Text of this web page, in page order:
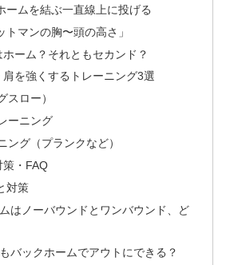
ームを結ぶ一直線上に投げる
トマンの胸〜頭の高さ」
ーム？それともセカンド？
を強くするトレーニング3選
スロー）
ーニング
ング（プランクなど）
策・FAQ
対策
はノーバウンドとワンバウンド、ど
バックホームでアウトにできる？